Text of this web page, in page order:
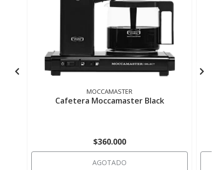
MOCCAMASTER
Cafetera Moccamaster Black
$360.000
AGOTADO